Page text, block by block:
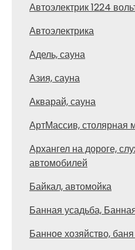
Автоэлектрик 1224
Автоэлектрика
Адель, сауна
Азия, сауна
Акварай, сауна
АртМассив, столярная
Архангел на дороге,
автомобилей
Байкал, автомойка
Банная усадьба,
Банное хозяйство,